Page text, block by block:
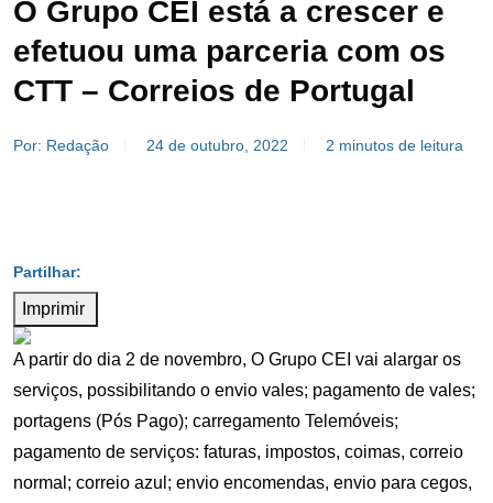
O Grupo CEI está a crescer e
efetuou uma parceria com os
CTT – Correios de Portugal
Por: Redação 24 de outubro, 2022 2 minutos de leitura
Imprimir
A partir do dia 2 de novembro, O Grupo CEI vai alargar os
serviços, possibilitando o envio vales; pagamento de vales;
portagens (Pós Pago); carregamento Telemóveis;
pagamento de serviços: faturas, impostos, coimas, correio
normal; correio azul; envio encomendas, envio para cegos,